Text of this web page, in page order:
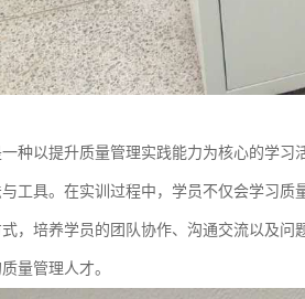
种以提升质量管理实践能力为核心的学
工具。在实训过程中，学员不仅会学习
，培养学员的团队协作、沟通交流以及
量管理人才。